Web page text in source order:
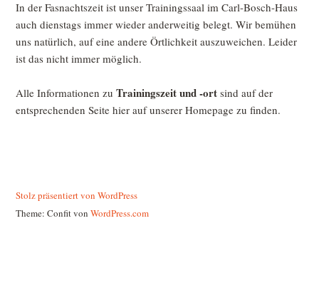
In der Fasnachtszeit ist unser Trainingssaal im Carl-Bosch-Haus
auch dienstags immer wieder anderweitig belegt. Wir bemühen
uns natürlich, auf eine andere Örtlichkeit auszuweichen. Leider
ist das nicht immer möglich.
Alle Informationen zu Trainingszeit und -ortsind auf der
entsprechenden Seite hier auf unserer Homepage zu finden.
Stolz präsentiert von WordPress
Theme: Confit von WordPress.com